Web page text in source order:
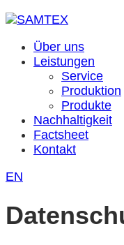
Über uns
Leistungen
Service
Produktion
Produkte
Nachhaltigkeit
Factsheet
Kontakt
EN